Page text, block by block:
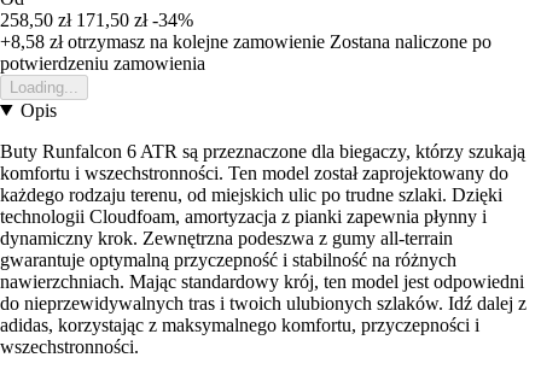
258,50 zł 171,50 zł -34%
+8,58 złotrzymasz na kolejne zamowienie Zostana naliczone po
potwierdzeniu zamowienia
Loading...
Opis
Buty Runfalcon 6 ATR są przeznaczone dla biegaczy, którzy szukają
komfortu i wszechstronności. Ten model został zaprojektowany do
każdego rodzaju terenu, od miejskich ulic po trudne szlaki. Dzięki
technologii Cloudfoam, amortyzacja z pianki zapewnia płynny i
dynamiczny krok. Zewnętrzna podeszwa z gumy all-terrain
gwarantuje optymalną przyczepność i stabilność na różnych
nawierzchniach. Mając standardowy krój, ten model jest odpowiedni
do nieprzewidywalnych tras i twoich ulubionych szlaków. Idź dalej z
adidas, korzystając z maksymalnego komfortu, przyczepności i
wszechstronności.